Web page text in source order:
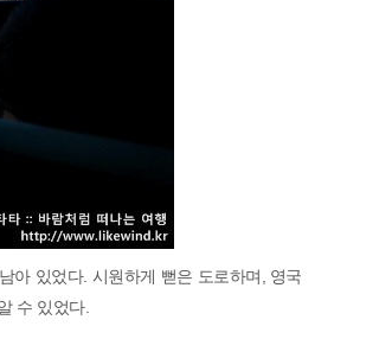
아 있었다. 시원하게 뻗은 도로하며, 영국
수 있었다.